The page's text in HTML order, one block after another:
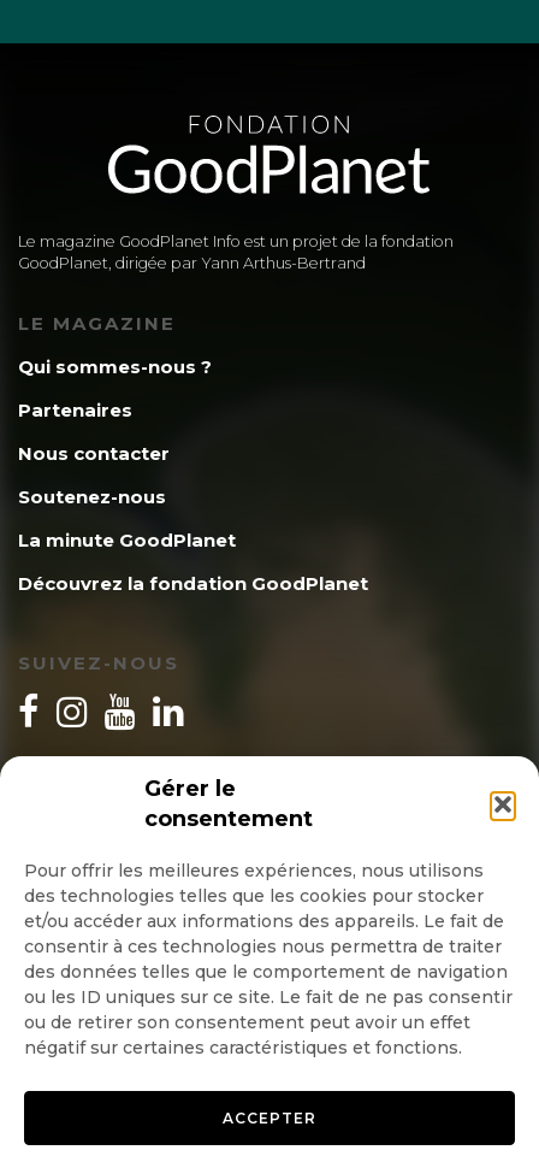
Gérer le
consentement
Pour offrir les meilleures expériences, nous utilisons
des technologies telles que les cookies pour stocker
et/ou accéder aux informations des appareils. Le fait de
consentir à ces technologies nous permettra de traiter
des données telles que le comportement de navigation
ou les ID uniques sur ce site. Le fait de ne pas consentir
ou de retirer son consentement peut avoir un effet
négatif sur certaines caractéristiques et fonctions.
ACCEPTER
Le magazine GoodPlanet Info est un projet de la fondation
GoodPlanet, dirigée par Yann Arthus-Bertrand
LE MAGAZINE
Qui sommes-nous ?
Partenaires
Nous contacter
Soutenez-nous
La minute GoodPlanet
Découvrez la fondation GoodPlanet
SUIVEZ-NOUS
INSCRIPTION NEWSLETTER
Quotidienne
Hebdo
OK